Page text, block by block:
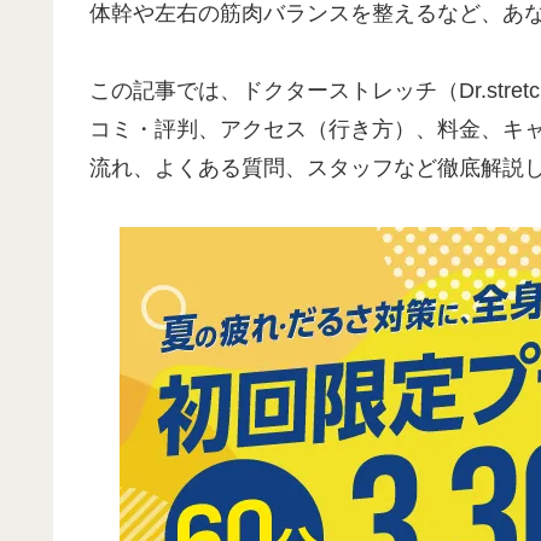
体幹や左右の筋肉バランスを整えるなど、あ
この記事では、ドクターストレッチ（
コミ・評判、アクセス（行き方）、料金、キ
流れ、よくある質問、スタッフなど徹底解説